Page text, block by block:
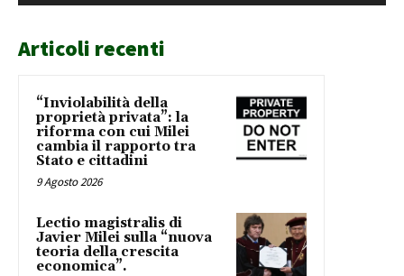
Articoli recenti
“Inviolabilità della
proprietà privata”: la
riforma con cui Milei
cambia il rapporto tra
Stato e cittadini
9 Agosto 2026
Lectio magistralis di
Javier Milei sulla “nuova
teoria della crescita
economica”.